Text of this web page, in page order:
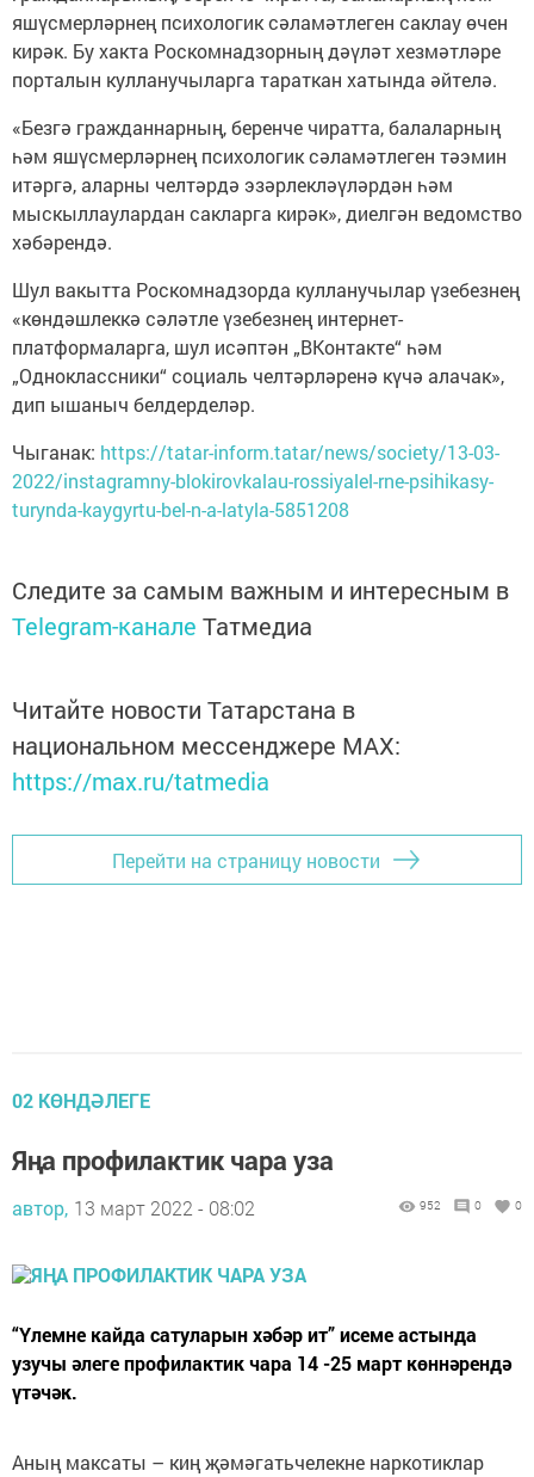
яшүсмерләрнең психологик сәламәтлеген саклау өчен
кирәк. Бу хакта Роскомнадзорның дәүләт хезмәтләре
порталын кулланучыларга тараткан хатында әйтелә.
«Безгә гражданнарның, беренче чиратта, балаларның
һәм яшүсмерләрнең психологик сәламәтлеген тәэмин
итәргә, аларны челтәрдә эзәрлекләүләрдән һәм
мыскыллаулардан сакларга кирәк», диелгән ведомство
хәбәрендә.
Шул вакытта Роскомнадзорда кулланучылар үзебезнең
«көндәшлеккә сәләтле үзебезнең интернет-
платформаларга, шул исәптән „ВКонтакте“ һәм
„Одноклассники“ социаль челтәрләренә күчә алачак»,
дип ышаныч белдерделәр.
Чыганак: https://tatar-inform.tatar/news/society/13-03-
2022/instagramny-blokirovkalau-rossiyalel-rne-psihikasy-
turynda-kaygyrtu-bel-n-a-latyla-5851208
Следите за самым важным и интересным в
Telegram-канале Татмедиа
Читайте новости Татарстана в
национальном мессенджере MАХ:
https://max.ru/tatmedia
Перейти на страницу новости
02 КӨНДӘЛЕГЕ
Яңа профилактик чара уза
автор, 13 март 2022 - 08:02 952 0 0
“Үлемне кайда сатуларын хәбәр ит” исеме астында
узучы әлеге профилактик чара 14 -25 март көннәрендә
үтәчәк.
Аның максаты – киң җәмәгатьчелекне наркотиклар